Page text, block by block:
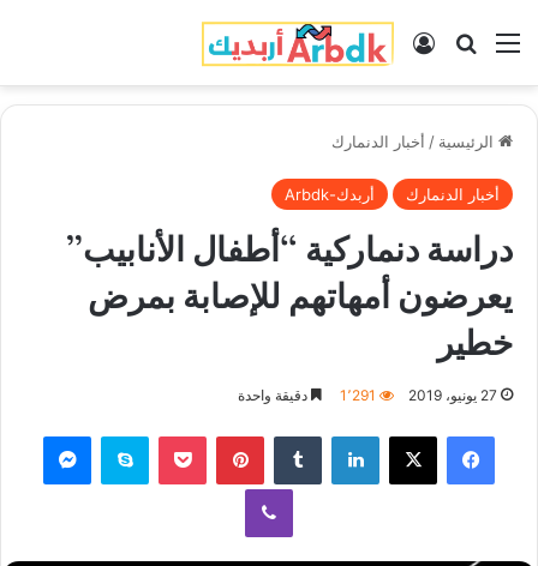
القائمة بحث عنتسجيل الدخول
الرئيسية / أخبار الدنمارك
أخبار الدنمارك أربدك-Arbdk
دراسة دنماركية “أطفال الأنابيب”
يعرضون أمهاتهم للإصابة بمرض
خطير
27 يونيو، 2019 1٬291 دقيقة واحدة
فيسبوك لينكدإن بينتيريست سكايب
ڤايبر